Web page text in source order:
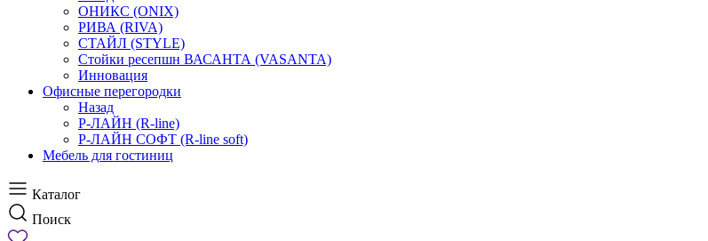
ОНИКС (ONIX)
РИВА (RIVA)
СТАЙЛ (STYLE)
Стойки ресепшн ВАСАНТА (VASANTA)
Инновация
Офисные перегородки
Назад
Р-ЛАЙН (R-line)
Р-ЛАЙН СОФТ (R-line soft)
Мебель для гостиниц
Каталог
Поиск